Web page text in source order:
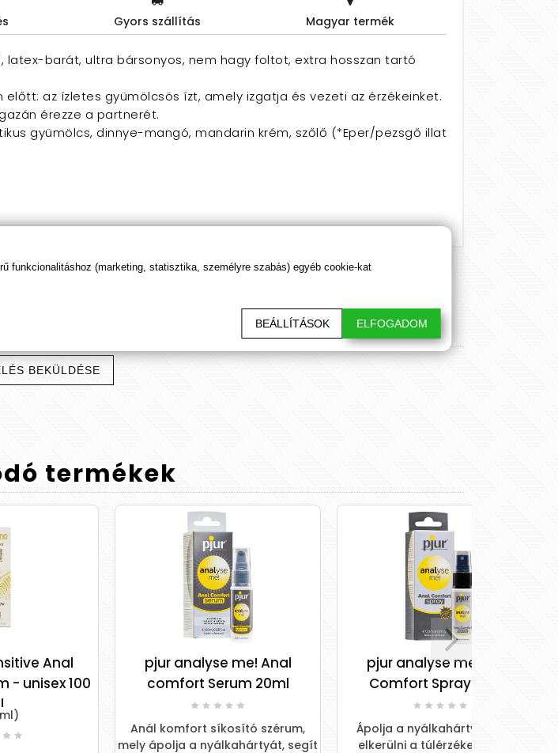
Gyors szállítás Magyar termék
latex-barát, ultra bársonyos, nem hagy foltot, extra hosszan tartó
az ízletes gyümölcsös ízt, amely izgatja és vezeti az érzékeinket.
érezze a partnerét.
gyümölcs, dinnye-mangó, mandarin krém, szőlő (*Eper/pezsgő illat
BEKÜLDÉSE
termékek
pjur analyse me! Anal
comfort Serum 20ml
Anál komfort síkosító szérum,
mely ápolja a nyálkahártyát, segít
pjur analyse me! Anal
Comfort Spray 20 ml
Ápolja a nyálkahártyát, segít
elkerülni a túlérzékenységet,
funkcionalitáshoz (marketing, statisztika, személyre szabás) egyéb cookie-kat
BEÁLLÍTÁSOK ELFOGADOM